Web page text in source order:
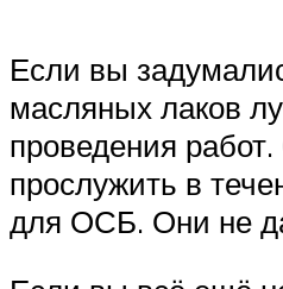
Если вы
масляных лаков
проведения
прослужить в
для ОСБ. Они не